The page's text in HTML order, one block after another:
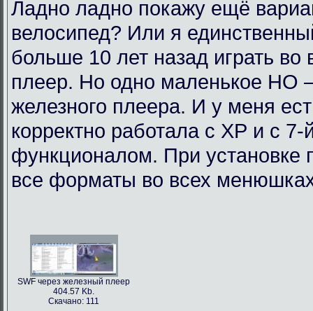
Ладно ладно покажу ещё
велосипед? Или я
больше 10 лет назад играть
плеер. Но одно маленькое НО
железного плеера. И у меня
корректно работала с ХР и с
функционалом. При установке
все форматы во всех
SWF через железный плеер
404.57 Kb.
Скачано: 111